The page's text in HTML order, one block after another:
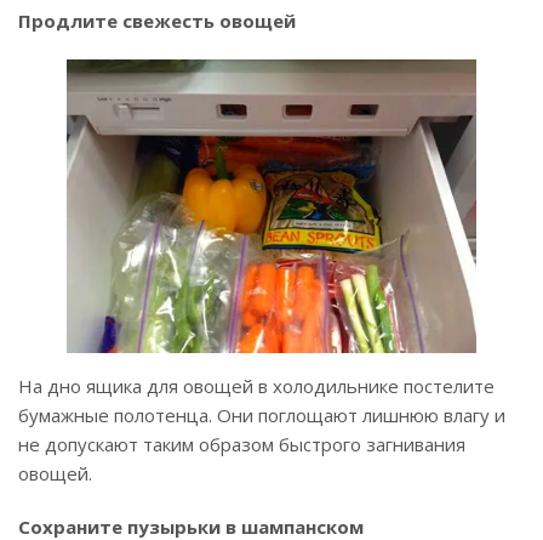
Продлите свежесть овощей
На дно ящика для овощей в холодильнике постелите
бумажные полотенца. Они поглощают лишнюю влагу и
не допускают таким образом быстрого загнивания
овощей.
Сохраните пузырьки в шампанском